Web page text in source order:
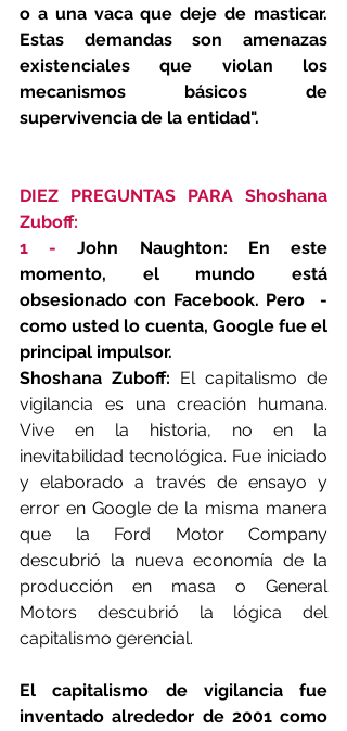
o a una vaca que deje de masticar.
Estas demandas son amenazas
existenciales que violan los
mecanismos básicos de
supervivencia de la entidad".
DIEZ PREGUNTAS PARA Shoshana
Zuboff:
1 - John Naughton: En este
momento, el mundo está
obsesionado con Facebook. Pero  -
como usted lo cuenta, Google fue el
principal impulsor.
Shoshana Zuboff: El capitalismo de
vigilancia es una creación humana.
Vive en la historia, no en la
inevitabilidad tecnológica. Fue iniciado
y elaborado a través de ensayo y
error en Google de la misma manera
que la Ford Motor Company
descubrió la nueva economía de la
producción en masa o General
Motors descubrió la lógica del
capitalismo gerencial.
El capitalismo de vigilancia fue
inventado alrededor de 2001 como